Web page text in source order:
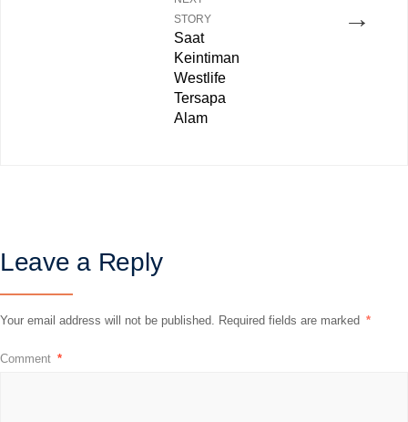
→
STORY
Saat
Keintiman
Westlife
Tersapa
Alam
Leave a Reply
Your email address will not be published. Required fields are marked *
Comment *